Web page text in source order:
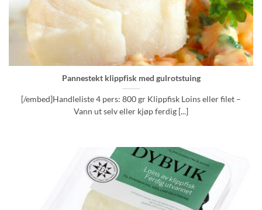
Pannestekt klippfisk med gulrotstuing
[/embed]Handleliste 4 pers: 800 gr Klippfisk Loins eller filet –
Vann ut selv eller kjøp ferdig [...]